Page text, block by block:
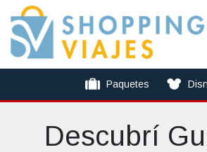
Paquetes
Descubrí